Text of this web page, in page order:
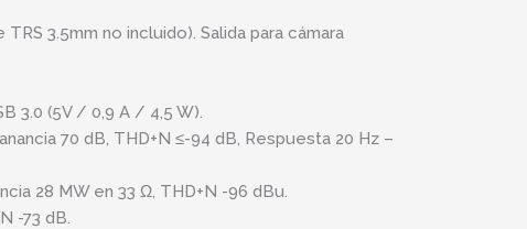
3.5mm no incluido). Salida para cámara
3.0 (5V / 0,9 A / 4,5 W).
70 dB, THD+N ≤-94 dB, Respuesta 20 Hz –
28 MW en 33 Ω, THD+N -96 dBu.
-73 dB.